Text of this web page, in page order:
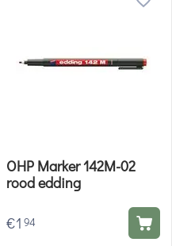
OHP Marker 142M-02
rood edding
€1 94